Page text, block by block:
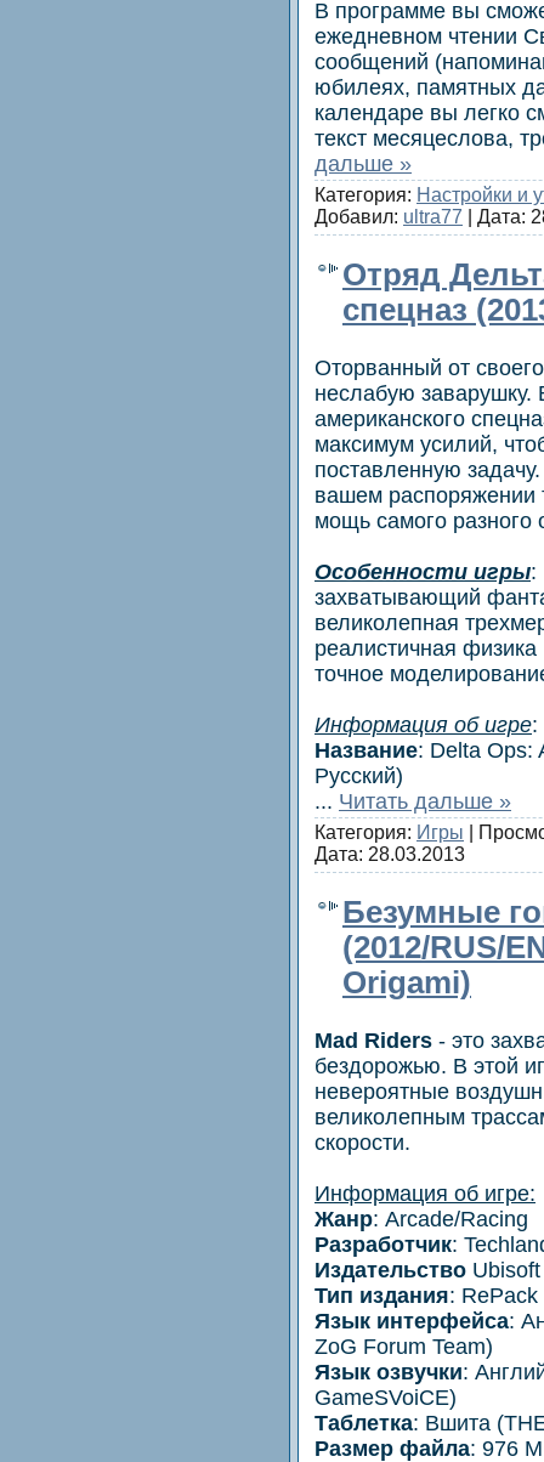
В программе вы
ежедневном чтении
сообщений
юбилеях, памятных
календаре вы легко
текст месяцеслова,
дальше »
Категория: Настройки и
Добавил: ultra77 | Дата:
Отряд
спецназ
Оторванный от
неслабую заварушку.
американского
максимум усилий,
поставленную
вашем распоряжении
мощь самого разного
Особенности игры:
захватывающий
великолепная
реалистичная
точное
Информация об игре:
Название: Delta Ops:
Русский)
... Читать дальше »
Категория: Игры |
Дата: 28.03.2013
Безумные
(2012/RUS/
Origami)
Mad Riders - это
бездорожью. В этой
невероятные
великолепным
скорости.
Информация об игре:
Жанр: Arcade/Racing
Разработчик:
Издательство Ubisoft
Тип издания: RePack
Язык интерфейса:
ZoG Forum Team)
Язык озвучки:
GameSVoiCE)
Таблетка: Вшита
Размер файла: 976